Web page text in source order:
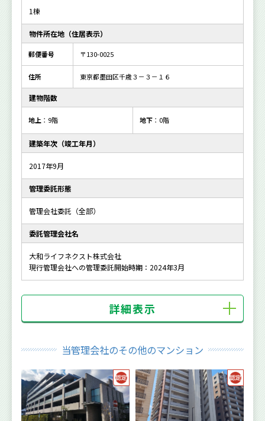
1棟
物件所在地（住居表示）
郵便番号 〒130-0025
住所 東京都墨田区千歳３－３－１６
建物階数
地上 ：9階 地下：0階
建築年次（竣工年月）
2017年9月
管理委託形態
管理会社委託（全部）
委託管理会社名
大和ライフネクスト株式会社
現行管理会社への管理委託開始時期：2024年3月
詳細表示
当管理会社のその他のマンション